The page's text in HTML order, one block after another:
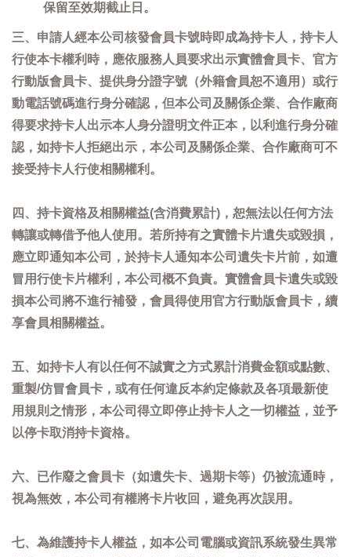
保留至效期截止日。
三、申請人經本公司核發會員卡號時即成為持卡人，持卡人
行使本卡權利時，應依服務人員要求出示實體會員卡、官方
行動版會員卡、提供身分證字號（外籍會員恕不適用）或行
動電話號碼進行身分確認，但本公司及關係企業、合作廠商
得要求持卡人出示本人身分證明文件正本，以利進行身分確
認，如持卡人拒絕出示，本公司及關係企業、合作廠商可不
接受持卡人行使相關權利。
四、持卡資格及相關權益(含消費累計)，恕無法以任何方法
轉讓或轉借予他人使用。若所持有之實體卡片遺失或毀損，
應立即通知本公司，於持卡人通知本公司遺失卡片前，如遭
冒用行使卡片權利，本公司概不負責。實體會員卡遺失或毀
損本公司將不進行補發，會員得使用官方行動版會員卡，續
享會員相關權益。
五、如持卡人有以任何不誠實之方式累計消費金額或點數、
重製/仿冒會員卡，或有任何違反本約定條款及各項最新使
用規則之情形，本公司得立即停止持卡人之一切權益，並予
以停卡取消持卡資格。
六、已作廢之會員卡（如遺失卡、過期卡等）仍被流通時，
視為無效，本公司有權將卡片收回，避免再次誤用。
七、為維護持卡人權益，如本公司電腦或資訊系統發生異常